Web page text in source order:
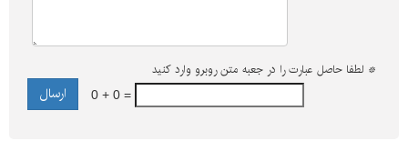
* لطفا حاصل عبارت را در جعبه متن روبرو وارد کنید
0 + 0 =